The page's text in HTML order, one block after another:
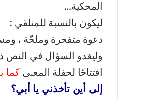
المحكية…
ليكون بالنسبة للمتلقي :
دعوة متفجرة وملحّة ،
وليغدو السؤال في النص
افتتاحًا لحفلة المعنى كما
إلى أين تأخذني يا أبي؟